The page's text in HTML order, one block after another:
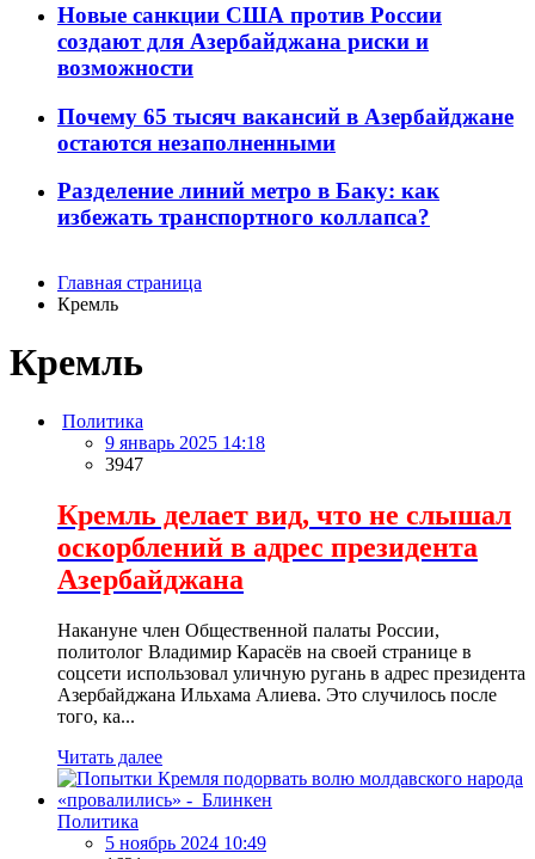
Новые санкции США против России
создают для Азербайджана риски и
возможности
Почему 65 тысяч вакансий в Азербайджане
остаются незаполненными
Разделение линий метро в Баку: как
избежать транспортного коллапса?
Главная страница
Кремль
Кремль
Политика
9 январь 2025 14:18
3947
Кремль делает вид, что не слышал
оскорблений в адрес президента
Азербайджана
Накануне член Общественной палаты России,
политолог Владимир Карасёв на своей странице в
соцсети использовал уличную ругань в адрес президента
Азербайджана Ильхама Алиева. Это случилось после
того, ка...
Читать далее
Политика
5 ноябрь 2024 10:49